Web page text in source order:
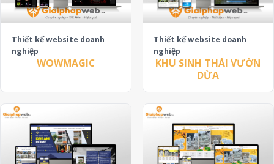
Thiết kế website doanh
nghiệp
WOWMAGIC
Thiết kế website doanh
nghiệp
KHU SINH THÁI VƯỜN
DỪA